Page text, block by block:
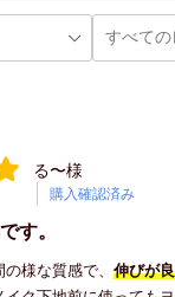
る〜様
購入確認済み
す。
様な質感で、 伸びが